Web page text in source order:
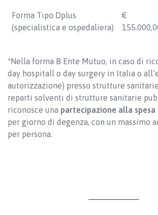
Forma Tipo Dplus
(specialistica e ospedaliera)
€
*Nella forma B Ente Mutuo, in caso di
day hospitall o day surgery in Italia o
autorizzazione) presso strutture
reparti solventi di strutture sanitarie
riconosce una partecipazione alla spesa
per giorno di degenza, con un massimo
per persona.